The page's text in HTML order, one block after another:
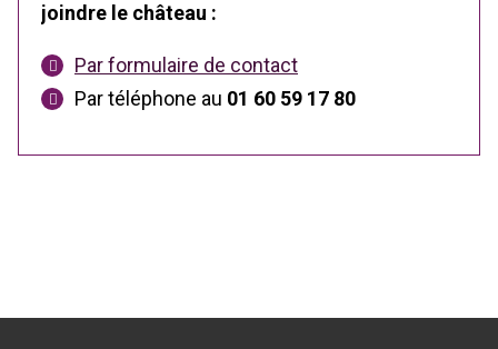
joindre le château :
Par formulaire de contact
Par téléphone au 01 60 59 17 80